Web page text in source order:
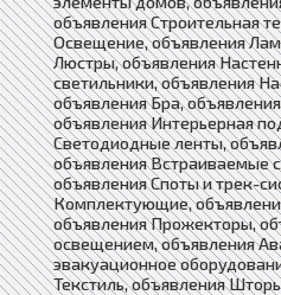
объявления Строительная
Освещение, объявления
Люстры, объявления
светильники, объявления
объявления Бра,
объявления Интерьерная
Светодиодные ленты,
объявления Встраиваемые
объявления Споты и трек-
Комплектующие,
объявления Прожекторы,
освещением, объявления
эвакуационное
Текстиль, объявления